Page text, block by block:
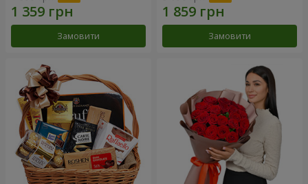
Замовити Замовити